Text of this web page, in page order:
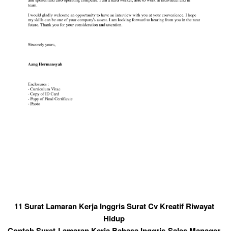
11 Surat Lamaran Kerja Inggris Surat Cv Kreatif Riwayat
Hidup